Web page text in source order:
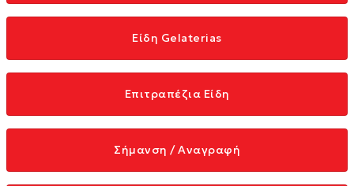
Είδη Gelaterias
Επιτραπέζια Είδη
Σήμανση / Αναγραφή